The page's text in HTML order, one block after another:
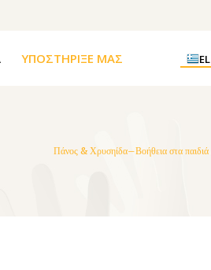
ΥΠΟΣΤΗΡΙΞΕ ΜΑΣ EL
Πάνος & Χρυσηίδα–Βοήθεια στα παιδιά